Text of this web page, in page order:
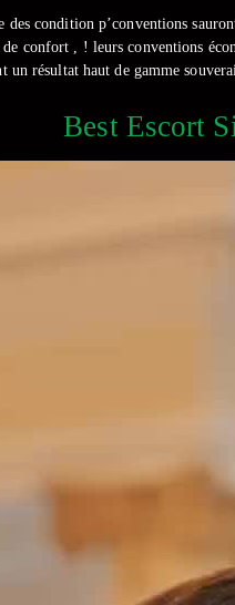
des condition p’conventions
confort , ! leurs conventions
un résultat haut de gamme
Best Escort